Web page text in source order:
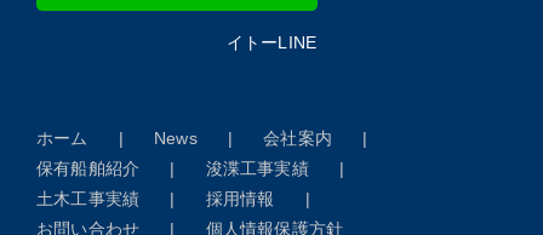
イトーLINE
ホーム News
会社案内
保有船舶紹介
浚渫工事実績
土木工事実績
採用情報
お問い合わせ
個人情報保護方針